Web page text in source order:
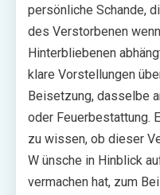
persönliche Schande,
des Verstorbenen
Hinterbliebenen
klare Vorstellungen
Beisetzung, dasselbe
oder Feuerbestattung.
zu wissen, ob dieser
W ünsche in Hinblick
vermachen hat, zum